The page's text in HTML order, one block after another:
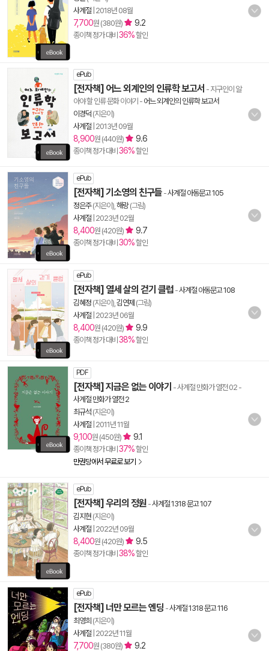
사계절 2018년 08월
7,700원 (380원) 9.2
종이책 정가 대비 36%할인
ePub
[전자책] 어느 외계인의 인류학 보고서 - 지구인이 알
아야 할 인류 문화 이야기 - 어느 외계인의 인류학 보고서
이경덕 (지은이)
사계절 2013년 09월
8,900원 (440원) 9.6
종이책 정가 대비 36%할인
ePub
[전자책] 기소영의 친구들 -사계절 아동문고 105
정은주(지은이), 해랑(그림)
사계절 2023년 02월
8,400원 (420원) 9.7
종이책 정가 대비 30%할인
ePub
[전자책] 열세 살의 걷기 클럽 -사계절 아동문고 108
김혜정 (지은이), 김연제 (그림)
사계절 2023년 06월
8,400원 (420원) 9.9
종이책 정가 대비 38%할인
PDF
[전자책] 지금은 없는 이야기 - 사계절 만화가 열전 02 -
사계절 만화가 열전 2
최규석 (지은이)
사계절 2011년 11월
9,100원 (450원) 9.1
종이책 정가 대비 37%할인
만권당에서 무료로 보기
ePub
[전자책] 우리의 정원 -사계절 1318 문고 107
김지현 (지은이)
사계절 2022년 09월
8,400원 (420원) 9.5
종이책 정가 대비 38%할인
ePub
[전자책] 너만 모르는 엔딩 -사계절 1318 문고 116
최영희 (지은이)
사계절 2022년 11월
7,700원 (380원) 9.2